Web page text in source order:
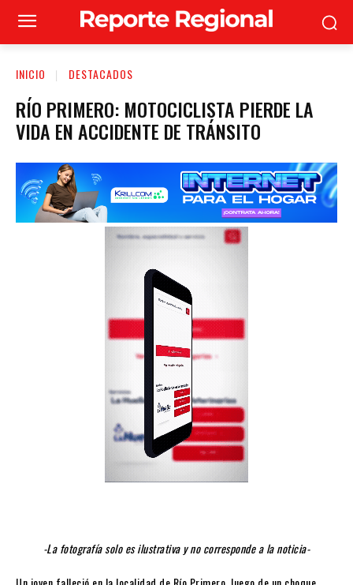
INICIO DESTACADOS
RÍO PRIMERO: MOTOCICLISTA PIERDE LA
VIDA EN ACCIDENTE DE TRÁNSITO
-La fotografía solo es ilustrativa y no corresponde a la noticia-